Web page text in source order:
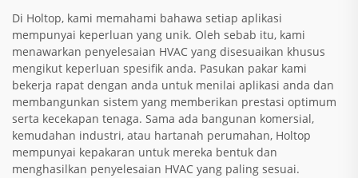
Di Holtop, kami memahami bahawa setiap aplikasi
mempunyai keperluan yang unik. Oleh sebab itu, kami
menawarkan penyelesaian HVAC yang disesuaikan khusus
mengikut keperluan spesifik anda. Pasukan pakar kami
bekerja rapat dengan anda untuk menilai aplikasi anda dan
membangunkan sistem yang memberikan prestasi optimum
serta kecekapan tenaga. Sama ada bangunan komersial,
kemudahan industri, atau hartanah perumahan, Holtop
mempunyai kepakaran untuk mereka bentuk dan
menghasilkan penyelesaian HVAC yang paling sesuai.